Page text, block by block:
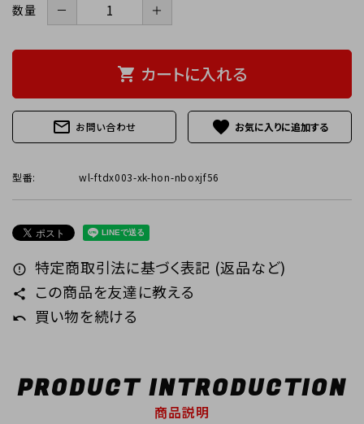
数量 － ＋
shopping_cart カートに入れる
mail_outline お問い合わせ favorite
型番: wl-ftdx003-xk-hon-nboxjf56
error_outline 特定商取引法に基づく表記 (返品など)
share この商品を友達に教える
undo 買い物を続ける
PRODUCT INTRODUCTION
商品説明